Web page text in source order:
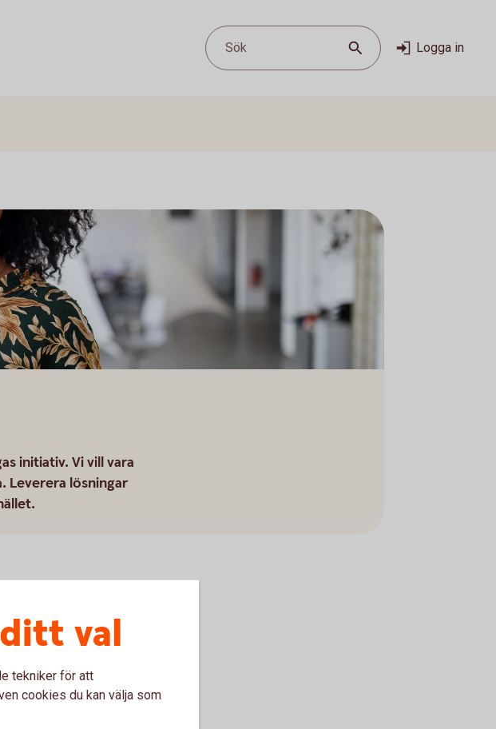
Sök Logga in
initiativ. Vi vill vara
Leverera lösningar
kraft i
val
tekniker för att
cookies du kan välja som